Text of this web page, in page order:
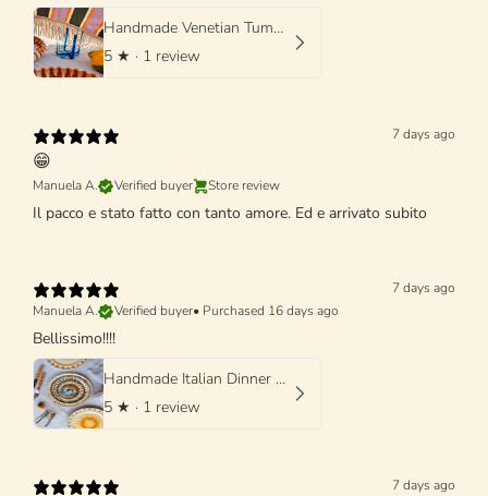
Handmade Venetian Tumbler Glass | Italian Mouth-Blown Glass
5 ★ · 1 review
7 days ago
😁
Manuela A. Verified buyer Store review
Il pacco e stato fatto con tanto amore. Ed e arrivato subito
7 days ago
Manuela A.
Verified buyer• Purchased 16 days ago
Bellissimo!!!!
Handmade Italian Dinner Plate 27 cm | Large Ceramic Plate "One of a kind"
5 ★ · 1 review
7 days ago